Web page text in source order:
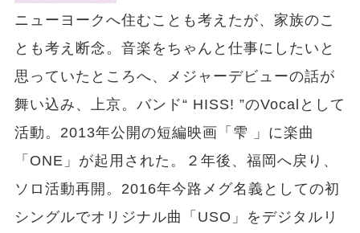
ニューヨークへ住むことも考えたが、家族のこ
とも考え断念。音楽をちゃんと仕事にしたいと
思っていたところへ、メジャーデビューの話が
舞い込み、上京。バンド“ HISS! ”のVocalとして
活動。2013年公開の短編映画「雫
」に楽曲
「ONE」が起用された。２年後、福岡へ戻り、
ソロ活動再開。2016年今路メグ名義としての初
シングルでオリジナル曲「USO」をデジタルリ